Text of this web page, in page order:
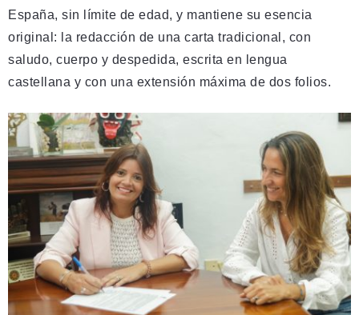
España, sin límite de edad, y mantiene su esencia
original: la redacción de una carta tradicional, con
saludo, cuerpo y despedida, escrita en lengua
castellana y con una extensión máxima de dos folios.